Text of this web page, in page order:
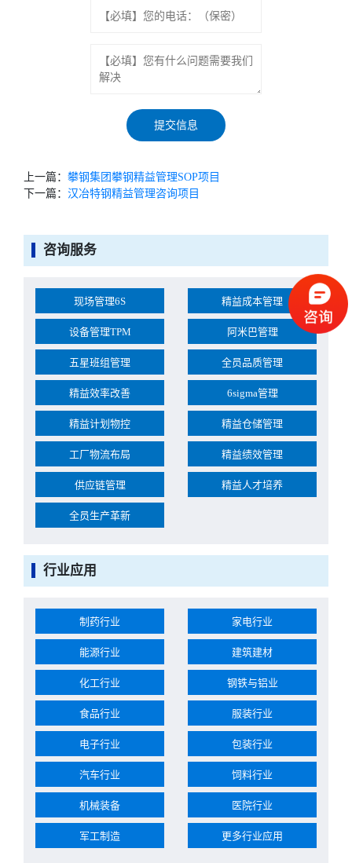
上一篇： 攀钢集团攀钢精益管理SOP项目
下一篇： 汉冶特钢精益管理咨询项目
咨询服务
现场管理6S
设备管理TPM
五星班组管理
精益效率改善
精益计划物控
工厂物流布局
供应链管理
全员生产革新
精益成本管理
阿米巴管理
全员品质管理
6sigma管理
精益仓储管理
精益绩效管理
精益人才培养
行业应用
制药行业
能源行业
化工行业
食品行业
电子行业
汽车行业
机械装备
军工制造
家电行业
建筑建材
钢铁与铝业
服装行业
包装行业
饲料行业
医院行业
更多行业应用